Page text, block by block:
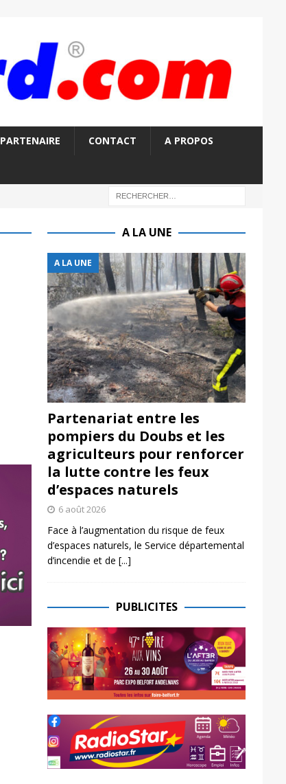
PARTENAIRE CONTACT A PROPOS
A LA UNE
A LA UNE
Partenariat entre les
pompiers du Doubs et les
agriculteurs pour renforcer
la lutte contre les feux
d’espaces naturels
6 août 2026
Face à l’augmentation du risque de feux
d’espaces naturels, le Service départemental
d’incendie et de [...]
PUBLICITES